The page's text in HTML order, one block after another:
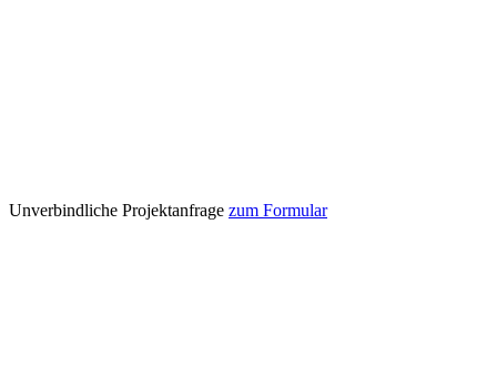
Unverbindliche Projektanfrage zum Formular